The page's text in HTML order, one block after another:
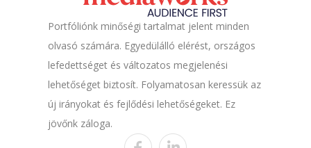
Portfóliónk minőségi tartalmat jelent minden
olvasó számára. Egyedülálló elérést, országos
lefedettséget és változatos megjelenési
lehetőséget biztosít. Folyamatosan keressük az
új irányokat és fejlődési lehetőségeket. Ez
jövőnk záloga.